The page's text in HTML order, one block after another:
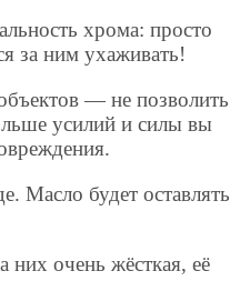
хрома: просто
за ним ухаживать!
— не позволить
усилий и силы вы
Масло будет оставлять
очень жёсткая, её